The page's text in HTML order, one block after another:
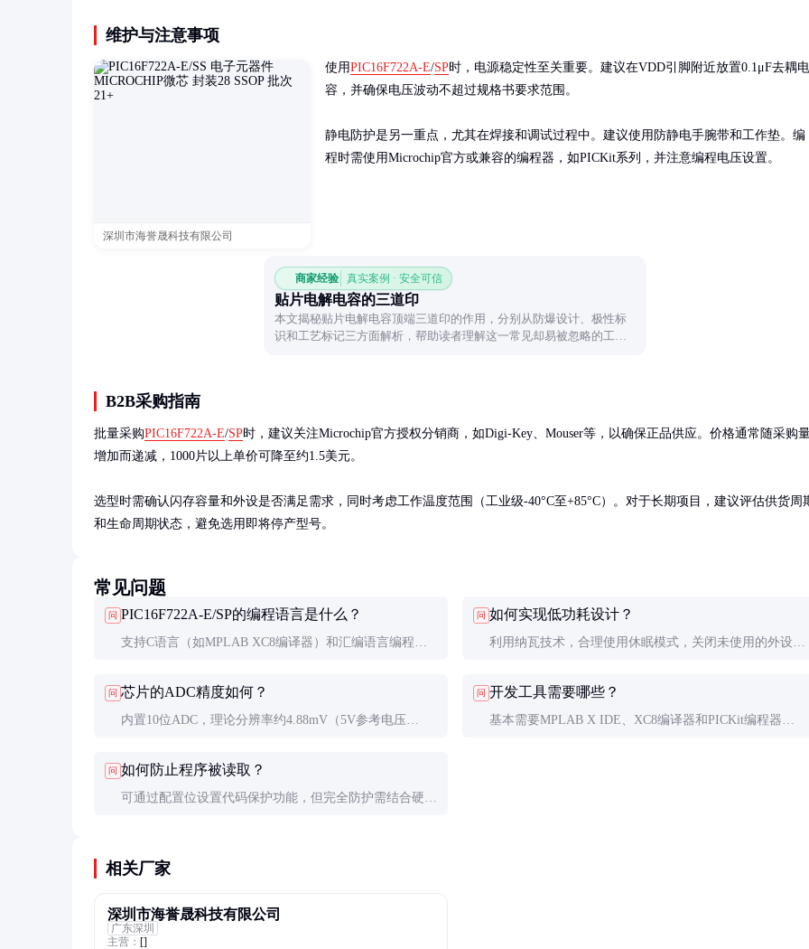
维护与注意事项
深圳市海誉晟科技有限公司
使用PIC16F722A-E/SP时，电源稳定性至关重要。建议在VDD引脚附近放置0.1μF去耦电
容，并确保电压波动不超过规格书要求范围。
静电防护是另一重点，尤其在焊接和调试过程中。建议使用防静电手腕带和工作垫。编
程时需使用Microchip官方或兼容的编程器，如PICKit系列，并注意编程电压设置。
商家经验 真实案例 · 安全可信
贴片电解电容的三道印
本文揭秘贴片电解电容顶端三道印的作用，分别从防爆设计、极性标
识和工艺标记三方面解析，帮助读者理解这一常见却易被忽略的工业
B2B采购指南
批量采购PIC16F722A-E/SP时，建议关注Microchip官方授权分销商，如Digi-Key、Mouser等，以确保正品供应。价格通常随采购
增加而递减，1000片以上单价可降至约1.5美元。
选型时需确认闪存容量和外设是否满足需求，同时考虑工作温度范围（工业级-40°C至+85°C）。对于长期项目，建议评估供货周
和生命周期状态，避免选用即将停产型号。
常见问题
问 PIC16F722A-E/SP的编程语言是什么？
支持C语言（如MPLAB XC8编译器）和汇编语言编程。
问 如何实现低功耗设计？
利用纳瓦技术，合理使用休眠模式，关闭未使用的外设时
问 芯片的ADC精度如何？
内置10位ADC，理论分辨率约4.88mV（5V参考电压
问 开发工具需要哪些？
基本需要MPLAB X IDE、XC8编译器和PICKit编程器。
问 如何防止程序被读取？
可通过配置位设置代码保护功能，但完全防护需结合硬件
相关厂家
深圳市海誉晟科技有限公司
广东深圳
主营： []